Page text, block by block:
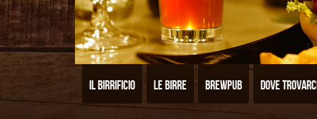
Il birrificio Le birre Brewpub Dove